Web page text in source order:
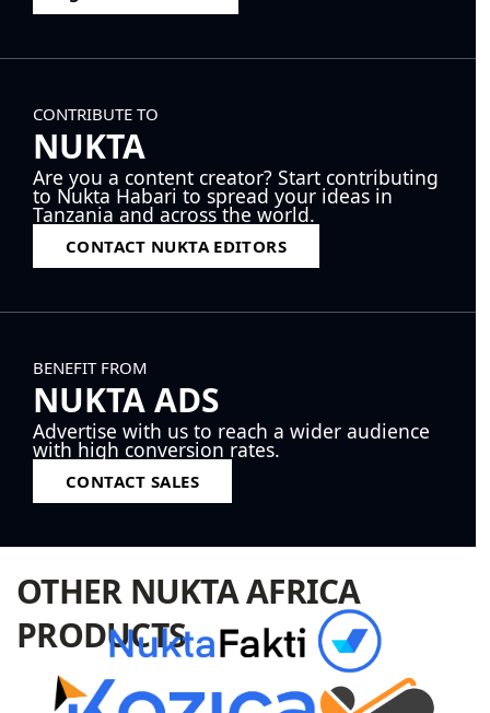
CONTRIBUTE TO
NUKTA
Are you a content creator? Start contributing
to Nukta Habari to spread your ideas in
Tanzania and across the world.
CONTACT NUKTA EDITORS
BENEFIT FROM
NUKTA ADS
Advertise with us to reach a wider audience
with high conversion rates.
CONTACT SALES
OTHER NUKTA AFRICA
PRODUCTS